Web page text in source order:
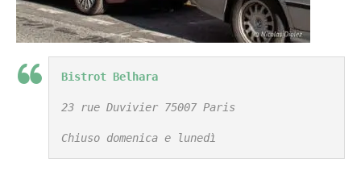
Bistrot Belhara
23 rue Duvivier 75007 Paris
Chiuso domenica e lunedì